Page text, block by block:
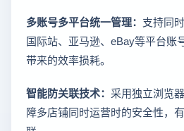
多账号多平台统一管理： 支持同
国际站、亚马逊、eBay等平台账
带来的效率损耗。
智能防关联技术： 采用独立浏览
障多店铺同时运营时的安全性，